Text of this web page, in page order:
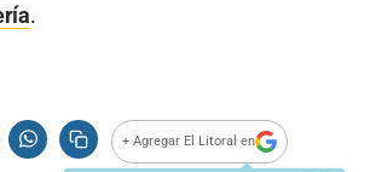
.
+ Agregar El Litoral en